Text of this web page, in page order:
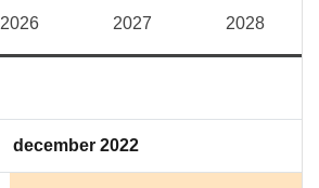
2026 2027 2028
december 2022